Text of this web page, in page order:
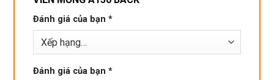
Đánh giá của bạn *
Đánh giá của bạn *